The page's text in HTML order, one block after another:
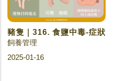
豬隻｜316. 食鹽中毒-症狀
飼養管理
2025-01-16